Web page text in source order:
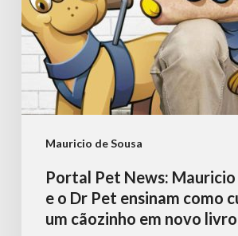
Mauricio de Sousa
Dr
Pet
ensinam
como
cuidar
cãozinho
Portal Pet News: Mauricio
e o Dr Pet ensinam como
um cãozinho em novo livro